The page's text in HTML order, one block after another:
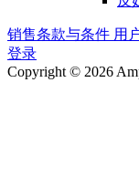
销售条款与条件 用
登录
Copyright © 2026